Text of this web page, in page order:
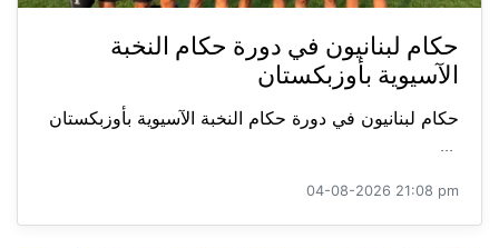
حكام لبنانيون في دورة حكام النخبة
الآسيوية بأوزبكستان
حكام لبنانيون في دورة حكام النخبة الآسيوية بأوزبكستان
...
04-08-2026 21:08 pm